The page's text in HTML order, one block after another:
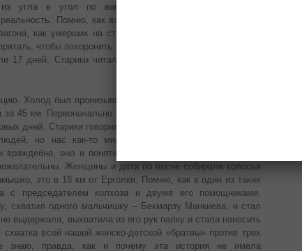
угла в угол по вагону, разбавляя своей детской
Помню, как взрослые говорили меж собой, что
как умерших на станциях забирают, и потому люди
чтобы похоронить их потом. Но в нашем вагоне этой
17 дней. Старики читали молитвы, женщины готовили и
Холод был пронизывающий. Подогнали к нам ездовых
45 км. Первоначально расселили в клубе, потом уже по
дней. Старики говорили, что в Кустанайской области от
но нас как-то миловала столь страшная участь.
враждебно, оно и понятно, но вот ссыльные, в основном
Женщины и дети по весне собирали колосья
это в 18 км от Ерголки. Помню, как в один из таких
с председателем колхоза и двумя его помощниками.
схватил одного мальчишку – Бекмарзу Манкиева, и стал
выдержала, выхватила из его рук палку и стала наносить
всей нашей женско-детской «братвы» против трех
знаю, правда, как и почему эта история не имела